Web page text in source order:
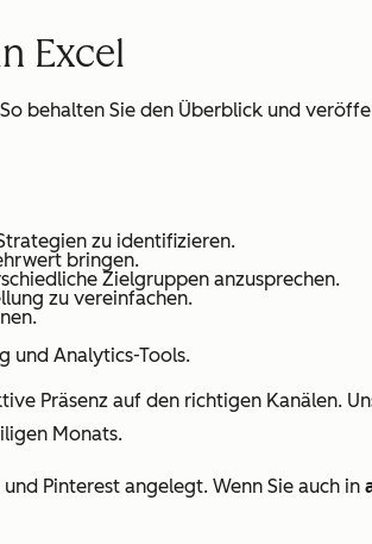
Excel
behalten Sie den Überblick und
zu identifizieren.
bringen.
Zielgruppen anzusprechen.
zu vereinfachen.
und Analytics-Tools.
Präsenz auf den richtigen Kanälen.
Monats.
Pinterest angelegt. Wenn Sie auch in